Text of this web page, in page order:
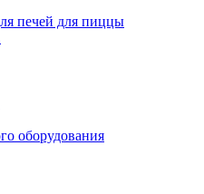
печей для пиццы
оборудования